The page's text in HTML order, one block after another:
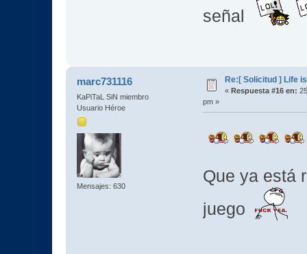
señal
marc731116
KaPiTaL SiN miembro
Usuario Héroe
Mensajes: 630
Re:[ Solicitud ] Life
« Respuesta #16 en:
pm »
Que ya está
juego